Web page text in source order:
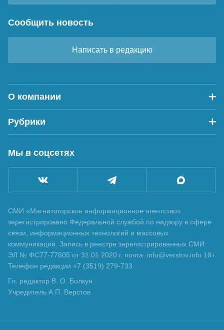
Сообщить новость
Написать в редакцию
О компании
Рубрики
Мы в соцсетях
СМИ «Магнитогорское информационное агентство»
зарегистрировано Федеральной службой по надзору в сфере
связи, информационных технологий и массовых
коммуникаций. Запись в реестре зарегистрированных СМИ:
ЭЛ № ФС77-77805 от 31.01.2020 г. почта: info@verstov.info 18+
Телефон редакции +7 (3519) 279-733
Гл. редактор В. О. Болкун
Учредитель А.П. Верстов